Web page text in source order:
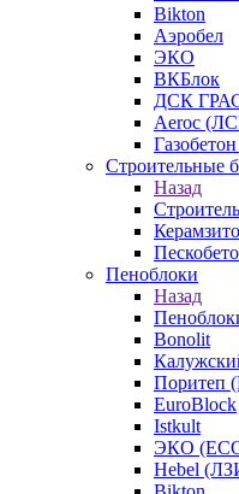
Bikton
Аэробел
ЭКО
ВКБлок
ДСК
Aeroc
Строительные
Назад
Пеноблоки
Назад
Bonolit
Поритеп
EuroBlock
Istkult
ЭКО
Hebel